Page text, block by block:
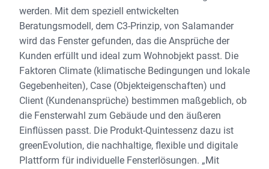
werden. Mit dem speziell entwickelten
Beratungsmodell, dem C3-Prinzip, von Salamander
wird das Fenster gefunden, das die Ansprüche der
Kunden erfüllt und ideal zum Wohnobjekt passt. Die
Faktoren Climate (klimatische Bedingungen und lokale
Gegebenheiten), Case (Objekteigenschaften) und
Client (Kundenansprüche) bestimmen maßgeblich, ob
die Fensterwahl zum Gebäude und den äußeren
Einflüssen passt. Die Produkt-Quintessenz dazu ist
greenEvolution, die nachhaltige, flexible und digitale
Plattform für individuelle Fensterlösungen. „Mit